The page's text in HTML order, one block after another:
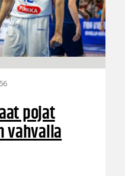
pojat
vahvalla